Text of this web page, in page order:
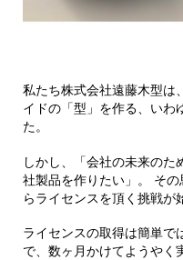
私たち株式会社遠藤木型は
イドの「型」を作る、いわ
た。
しかし、「会社の未来のた
社製品を作りたい」。 そ
らライセンスを頂く挑戦が
ライセンスの取得は簡単で
で、数ヶ月かけてようやく